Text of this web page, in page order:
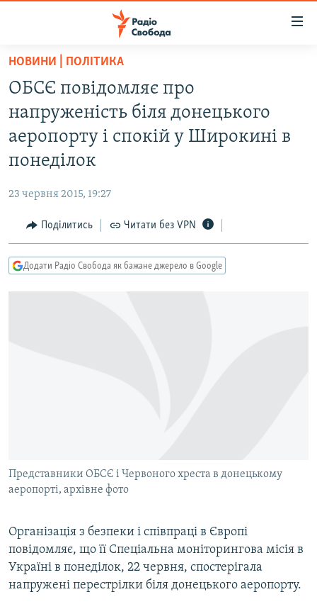
Перейти
основного
матеріалу
Перейти
до
основної
Перейти
пошуку
СТАТТІ
ПОЛІТИКА
СУСПІЛЬСТВО
КУЛЬТУРА
СПОРТ
ДОНБАС.РЕАЛІЇ
КРИМ.РЕАЛІЇ
ТИ ЯК?
КРИМ РЕАЛІЇ
РУС
КТАТ
ДОЛУЧАЙСЯ!
НОВИНИ | ПОЛІТИКА
ОБСЄ повідомляє про
напруженість біля донецького
аеропорту і спокій у Широкині в
понеділок
23 червня 2015, 19:27
Поділитись Читати без VPN
Додати Радіо Свобода як бажане джерело в Google
Представники ОБСЄ і Червоного хреста в донецькому
аеропорті, архівне фото
Організація з безпеки і співпраці в Європі
повідомляє, що її Спеціальна моніторингова місія в
Україні в понеділок, 22 червня, спостерігала
напружені перестрілки біля донецького аеропорту.